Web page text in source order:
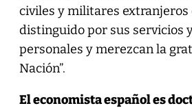
civiles y militares extranjeros
distinguido por sus servicios
personales y merezcan la
Nación”.
El economista español es